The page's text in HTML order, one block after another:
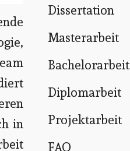
in
Dissertation
Masterarbeit
Bachelorarbeit
Diplomarbeit
Projektarbeit